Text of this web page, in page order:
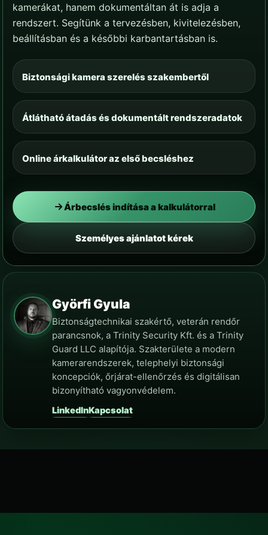
kamerákat, hanem dokumentáltan át is adja a
rendszert. Segítünk a tervezésben, kivitelezésben,
beállításban és a későbbi karbantartásban is.
Biztonsági kamera szerelés szakembertől
Átlátható átadás és dokumentált rendszeradatok
Online árkalkulátor az első becsléshez
Árbecslés indítása a kalkulátorral
Személyes ajánlatot kérek
Györfi Gyula
Biztonságtechnikai szakértő, veterán rendőr
parancsnok, a Trinity Security Kft. és a Trinity
Guard LLC alapítója. Szakterülete a modern
kamerarendszerek, telephelyi biztonsági
koncepciók, őrjárat-ellenőrzés és digitálisan
bizonyítható vagyonvédelem.
LinkedInKapcsolat